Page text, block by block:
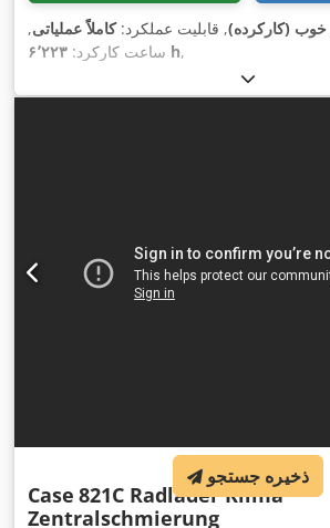
خوب (کارکرده), قابلیت عملکرد:کاملاً عملیاتی,
ساعت کارکرد: ۶٬۲۲۳ h,
Case 821C Radlader Klima
Zentralschmierung
ذخیره جستجو